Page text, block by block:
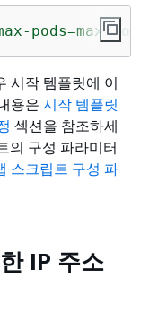
pods=max-
시작 템플릿에 이
용은 시작 템플릿
섹션을 참조하세
의 구성 파라미터
스크립트 구성 파
IP 주소